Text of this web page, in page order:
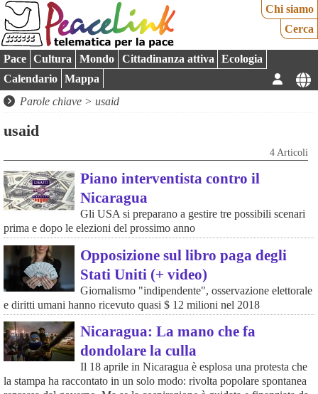
Chi siamo
Cerca
Pace Cultura Mondo Cittadinanza attiva
Ecologia
Calendario
Mappa
Parole chiave > usaid
usaid
4 Articoli
Piano interventista contro il
Nicaragua
Gli USA si preparano a gestire tre possibili scenari
prima e dopo le elezioni del prossimo anno
Opposizione sul libro paga degli
Stati Uniti (+ video)
Giornalismo "indipendente", osservazione elettorale
e diritti umani hanno ricevuto quasi $ 12 milioni nel 2018
Nicaragua: La mano che fa
dondolare la culla
Il 18 aprile in Nicaragua è esplosa una protesta che
la stampa ha raccontato in un solo modo: rivolta popolare spontanea